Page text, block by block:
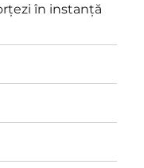
în instanță